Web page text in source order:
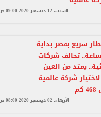
السبت، 12 ديسمبر 2020 09:00 ص
سريع بمصر بداية
250 كم بالساعة.. تحالف شركات
يمتد من العين
شركة عالمية
الأربعاء، 02 ديسمبر 2020 08:00 ص